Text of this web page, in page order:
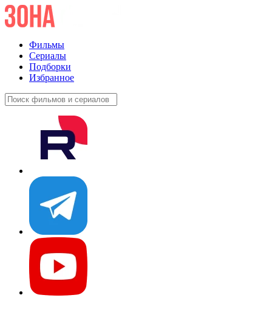
Фильмы
Сериалы
Подборки
Избранное